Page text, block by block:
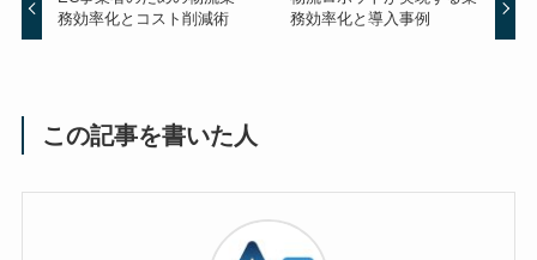
務効率化とコスト削減術
務効率化と導入事例
この記事を書いた人